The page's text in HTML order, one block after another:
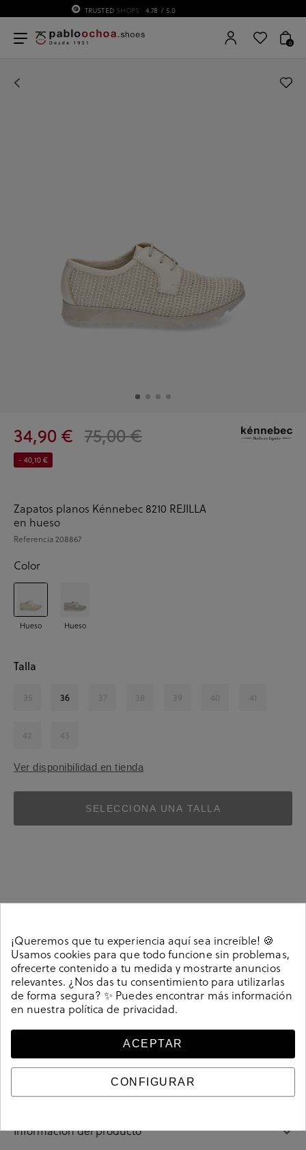
75 ANIVERSARIO | Desde 1951 pabloochoa.shoes
0
34,90 € 75,00 €
- 40,10 €
Zapatos planos Kénnebec 8210 REJILLA
en hueso
Referencia208867
Color
Hueso Hueso
Talla
35 36 37 38 39 40 41
42 43
Ver disponibilidad en tienda
SELECCIONA UNA TALLA
Zapatos planos Kénnebec 8210 REJILLA en hueso. Cierre
con cordones. La plantilla no es extraible. Hecho en
España.
Referencia208867
Guía de tallas
Ciudados y limpieza
Información del producto
¡Queremos que tu experiencia aquí sea increíble! 🍪
Usamos cookies para que todo funcione sin problemas,
ofrecerte contenido a tu medida y mostrarte anuncios
relevantes. ¿Nos das tu consentimiento para utilizarlas
de forma segura? ✨ Puedes encontrar más información
en nuestra política de privacidad.
ACEPTAR
CONFIGURAR